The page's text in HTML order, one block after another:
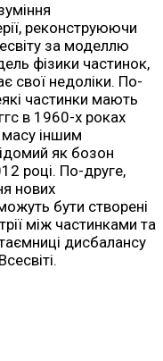
реконструюючи
за моделлю
фізики частинок,
свої недоліки. По-
частинки мають
в 1960-х роках
іншим
як бозон
році. По-друге,
нових
бути створені
між частинками та
дисбалансу